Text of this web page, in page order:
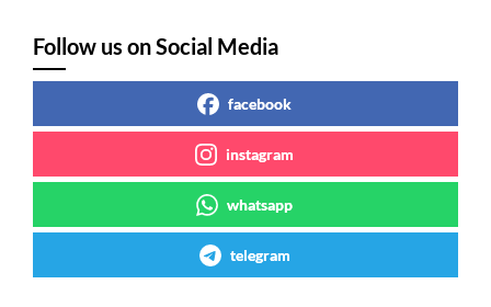
Follow us on Social Media
facebook
instagram
whatsapp
telegram